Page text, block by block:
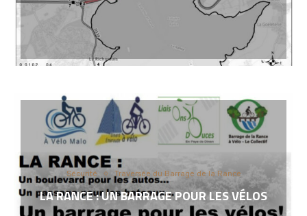
Sécurité Traversée du Barrage de la Rance
LA RANCE : UN BARRAGE POUR LES VÉLOS